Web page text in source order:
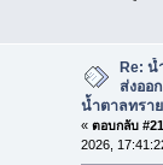
Re:
ส่งออ
น้ำตาลทรา
« ตอบกลับ
2026,